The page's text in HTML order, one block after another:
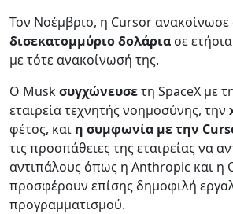
Τον Νοέμβριο, η Cursor ανακοίνωσε
δισεκατομμύριο δολάρια σε
με τότε ανακοίνωσή της.
Ο Muskσυγχώνευσετη SpaceX με
εταιρεία τεχνητής νοημοσύνης, την
φέτος, και η συμφωνία με την
τις προσπάθειες της εταιρείας να
αντιπάλους όπως η Anthropic και η
προσφέρουν επίσης δημοφιλή
προγραμματισμού.